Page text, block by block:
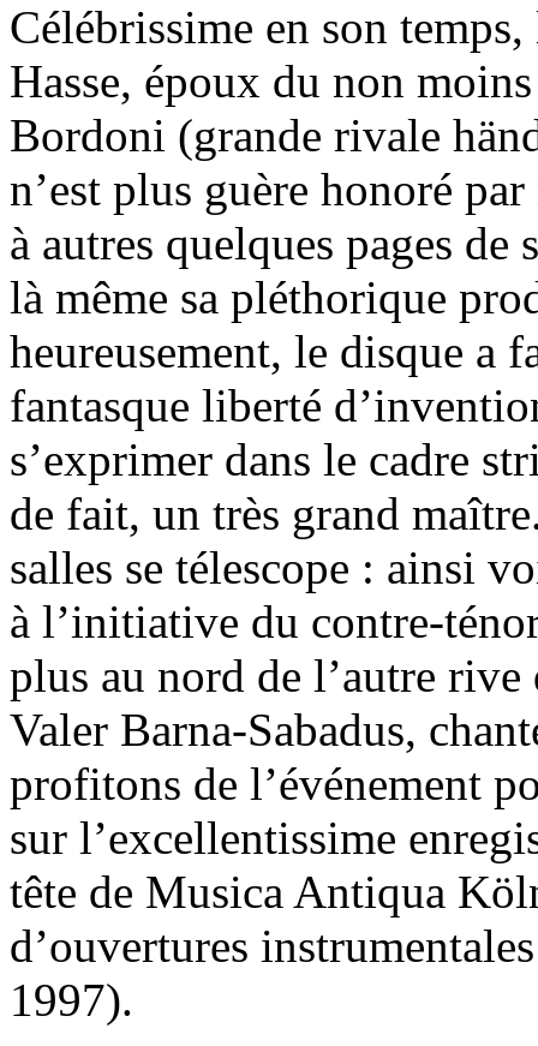
Célébrissime en son
Hasse, époux du non
Bordoni (grande rivale
n’est plus guère honoré
à autres quelques pages
là même sa pléthorique
heureusement, le disque a
fantasque liberté
s’exprimer dans le cadre
de fait, un très grand
salles se télescope : ainsi
à l’initiative du contre-
plus au nord de l’autre
Valer Barna-Sabadus,
profitons de l’événement
sur l’excellentissime
tête de Musica Antiqua
d’ouvertures
1997).